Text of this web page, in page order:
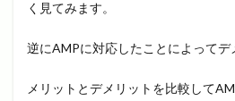
く見てみます。
逆にAMPに対応したことによってデ
メリットとデメリットを比較して